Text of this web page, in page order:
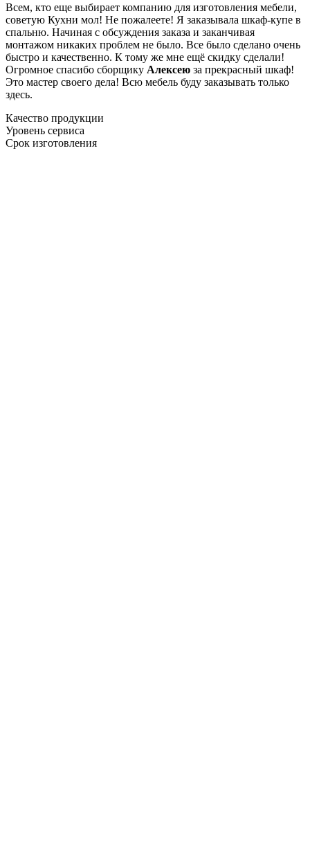
Всем, кто еще выбирает компанию для изготовления мебели,
советую Кухни мол! Не пожалеете! Я заказывала шкаф-купе в
спальню. Начиная с обсуждения заказа и заканчивая
монтажом никаких проблем не было. Все было сделано очень
быстро и качественно. К тому же мне ещё скидку сделали!
Огромное спасибо сборщику Алексею за прекрасный шкаф!
Это мастер своего дела! Всю мебель буду заказывать только
здесь.
Качество продукции
Уровень сервиса
Срок изготовления